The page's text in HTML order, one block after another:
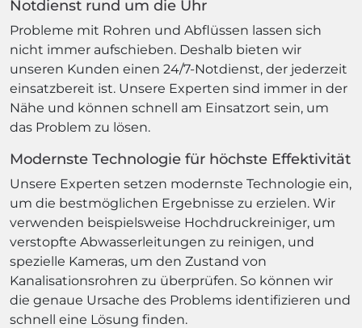
Notdienst rund um die Uhr
Probleme mit Rohren und Abflüssen lassen sich
nicht immer aufschieben. Deshalb bieten wir
unseren Kunden einen 24/7-Notdienst, der jederzeit
einsatzbereit ist. Unsere Experten sind immer in der
Nähe und können schnell am Einsatzort sein, um
das Problem zu lösen.
Modernste Technologie für höchste Effektivität
Unsere Experten setzen modernste Technologie ein,
um die bestmöglichen Ergebnisse zu erzielen. Wir
verwenden beispielsweise Hochdruckreiniger, um
verstopfte Abwasserleitungen zu reinigen, und
spezielle Kameras, um den Zustand von
Kanalisationsrohren zu überprüfen. So können wir
die genaue Ursache des Problems identifizieren und
schnell eine Lösung finden.